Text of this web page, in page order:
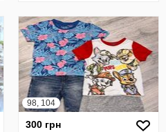
98, 104
300 грн